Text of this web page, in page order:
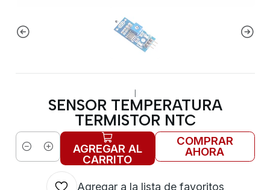
|
SENSOR TEMPERATURA
TERMISTOR NTC
Cantidad AGREGAR AL
CARRITO
COMPRAR
AHORA
Agregar a la lista de favoritos